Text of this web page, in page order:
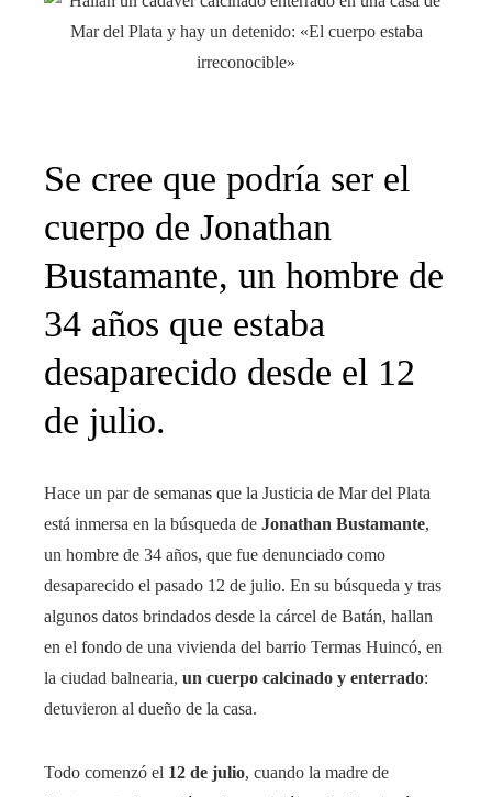
Se cree que podría ser el
cuerpo de Jonathan
Bustamante, un hombre de
34 años que estaba
desaparecido desde el 12
de julio.
Hace un par de semanas que la Justicia de Mar del Plata
está inmersa en la búsqueda de Jonathan Bustamante,
un hombre de 34 años, que fue denunciado como
desaparecido el pasado 12 de julio. En su búsqueda y tras
algunos datos brindados desde la cárcel de Batán, hallan
en el fondo de una vivienda del barrio Termas Huincó, en
la ciudad balnearia, un cuerpo calcinado y enterrado:
detuvieron al dueño de la casa.
Todo comenzó el 12 de julio, cuando la madre de